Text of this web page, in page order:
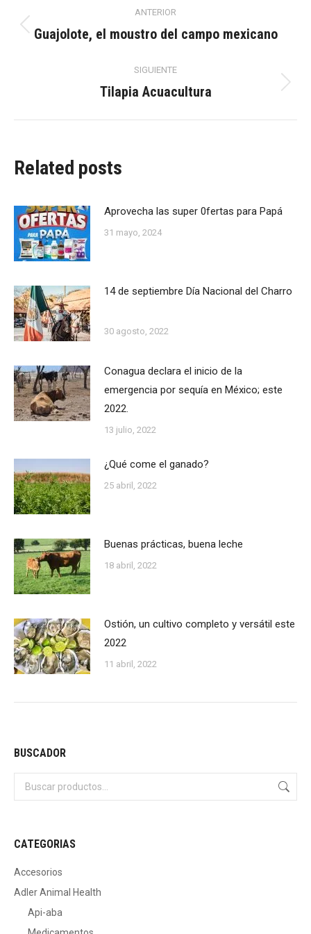
entre
publicaciones
ANTERIOR
Publicación
Guajolote, el moustro del campo mexicano
SIGUIENTE
Publicación
Tilapia Acuacultura
Related posts
Aprovecha las super 0fertas para Papá
31 mayo, 2024
14 de septiembre Día Nacional del Charro
30 agosto, 2022
Conagua declara el inicio de la
emergencia por sequía en México; este
2022.
13 julio, 2022
¿Qué come el ganado?
25 abril, 2022
Buenas prácticas, buena leche
18 abril, 2022
Ostión, un cultivo completo y versátil este
2022
11 abril, 2022
BUSCADOR
CATEGORIAS
Accesorios
Adler Animal Health
Api-aba